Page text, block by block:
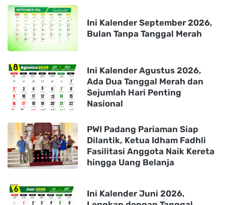
Ini Kalender September 2026,
Bulan Tanpa Tanggal Merah
Ini Kalender Agustus 2026,
Ada Dua Tanggal Merah dan
Sejumlah Hari Penting
Nasional
PWI Padang Pariaman Siap
Dilantik, Ketua Idham Fadhli
Fasilitasi Anggota Naik Kereta
hingga Uang Belanja
Ini Kalender Juni 2026,